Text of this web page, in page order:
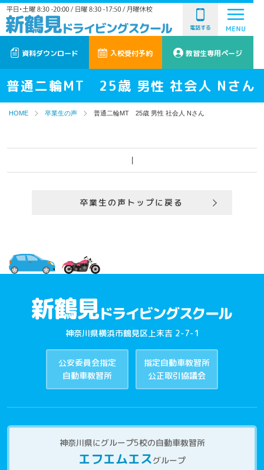
電話する
資料ダウンロード 入校受付予約 教習生専用ページ
普通二輪MT 25歳 男性 社会人 Nさん
HOME 卒業生の声 普通二輪MT 25歳 男性 社会人 Nさん
卒業生の声トップに戻る
神奈川県横浜市鶴見区上末吉 2-7-1
公安委員会指定
自動車教習所
指定自動車教習所
公正取引協議会
神奈川県にグループ5校の自動車教習所
エフエムエスグループ